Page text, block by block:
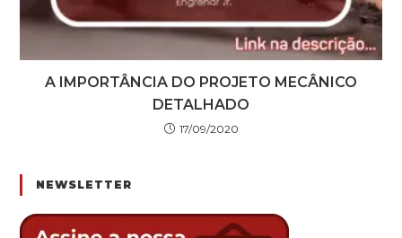
A IMPORTÂNCIA DO PROJETO MECÂNICO
DETALHADO
17/09/2020
NEWSLETTER